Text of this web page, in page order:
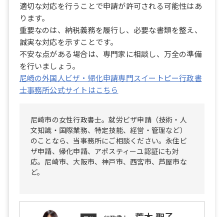
適切な対応を行うことで申請が許可される可能性はあ
ります。
重要なのは、納税義務を履行し、必要な書類を整え、
誠実な対応を示すことです。
不安な点がある場合は、専門家に相談し、万全の準備
を行いましょう。
尼崎の外国人ビザ・帰化申請専門スイートピー行政書
士事務所公式サイトはこちら
尼崎市の女性行政書士。就労ビザ申請（技術・人
文知識・国際業務、特定技能、経営・管理など）
のことなら、当事務所にご相談ください。永住ビ
ザ申請、帰化申請、アポスティーユ認証にも対
応。尼崎市、大阪市、神戸市、西宮市、芦屋市な
ど。